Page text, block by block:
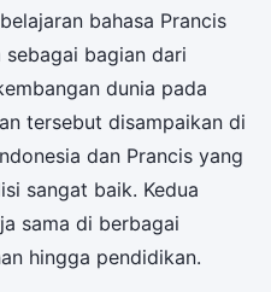
bahasa Prancis
bagian dari
dunia pada
tersebut disampaikan di
dan Prancis yang
sangat baik. Kedua
sama di berbagai
hingga pendidikan.